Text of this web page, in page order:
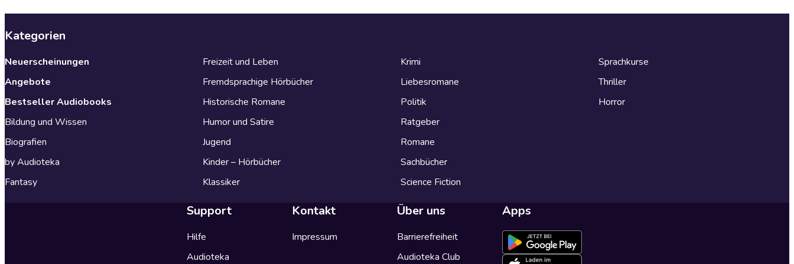
Kategorien
Neuerscheinungen
Angebote
Bestseller Audiobooks
Bildung und Wissen
Biografien
by Audioteka
Fantasy
Freizeit und Leben
Fremdsprachige Hörbücher
Historische Romane
Humor und Satire
Jugend
Kinder – Hörbücher
Klassiker
Krimi
Liebesromane
Politik
Ratgeber
Romane
Sachbücher
Science Fiction
Sprachkurse
Thriller
Horror
Support
Hilfe
Audioteka
Kontakt
Impressum
Über uns
Barrierefreiheit
Audioteka Club
Apps